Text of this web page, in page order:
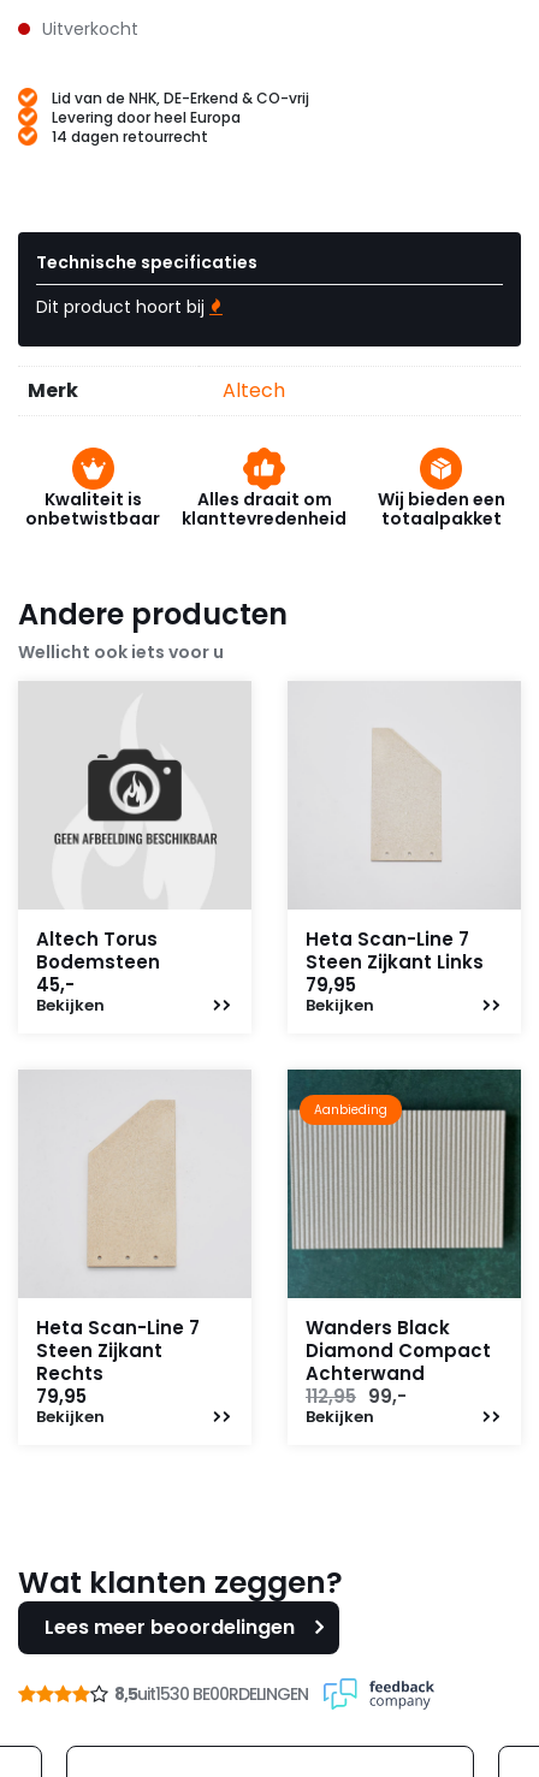
Uitverkocht
Lid van de NHK, DE-Erkend & CO-vrij
Levering door heel Europa
14 dagen retourrecht
Technische specificaties
Dit product hoort bij
Merk Altech
Kwaliteit is
onbetwistbaar
Alles draait om
klanttevredenheid
Wij bieden een
totaalpakket
Andere producten
Wellicht ook iets voor u
Altech Torus
Bodemsteen
45,-
Bekijken
Heta Scan-Line 7
Steen Zijkant Links
79,95
Bekijken
Heta Scan-Line 7
Steen Zijkant
Rechts
79,95
Bekijken
Aanbieding
Wanders Black
Diamond Compact
Achterwand
112,95 Oorspronkelijke
prijs
99,-
Bekijken
Wat klanten zeggen?
Lees meer beoordelingen
8,5uit1530 BE00RDELINGEN